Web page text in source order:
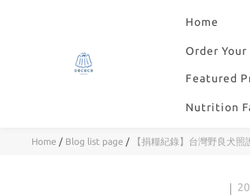
Home
Order
Featured
Nutrition
Home / Blog list page / 【捐糧紀錄】台灣野良犬照